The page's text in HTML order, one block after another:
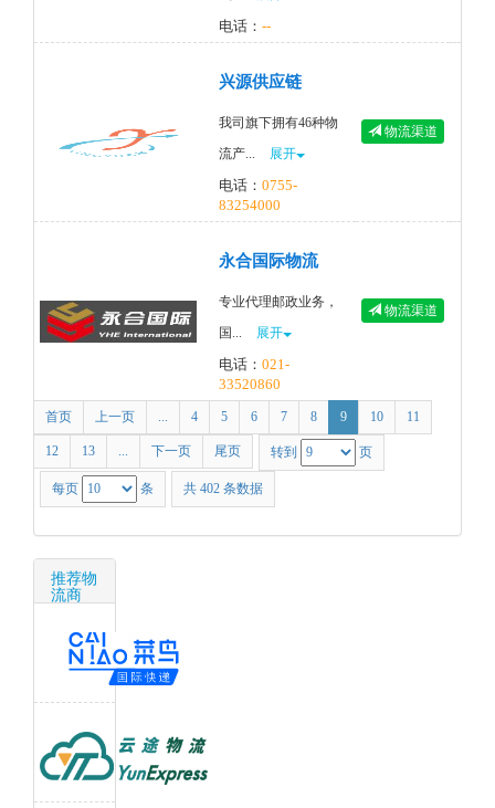
电话： --
兴源供应链
我司旗下拥有46种物
流产...
展开
电话： 0755-
83254000
物流渠道
永合国际物流
专业代理邮政业务，
国...
展开
电话： 021-
33520860
物流渠道
首页 上一页 ... 4 5 6 7 8 9 10 11
12 13 ... 下一页 尾页 转到 页
每页 条 共 402 条数据
推荐物
流商